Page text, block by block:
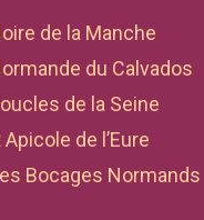
de la Manche
du Calvados
de la Seine
de l’Eure
Bocages Normands